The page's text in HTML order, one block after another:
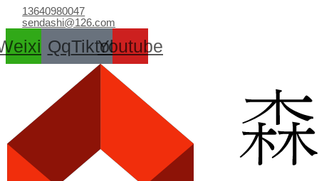
容
13640980047
sendashi@126.com
QqTiktokYoutube